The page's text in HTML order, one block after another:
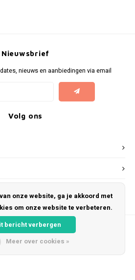
Nieuwsbrief
nieuws en aanbiedingen via email
Volg ons
- Powered byLightspeed
onze website, ga je akkoord met
om onze website te verbeteren.
bericht verbergen
Meer over cookies »